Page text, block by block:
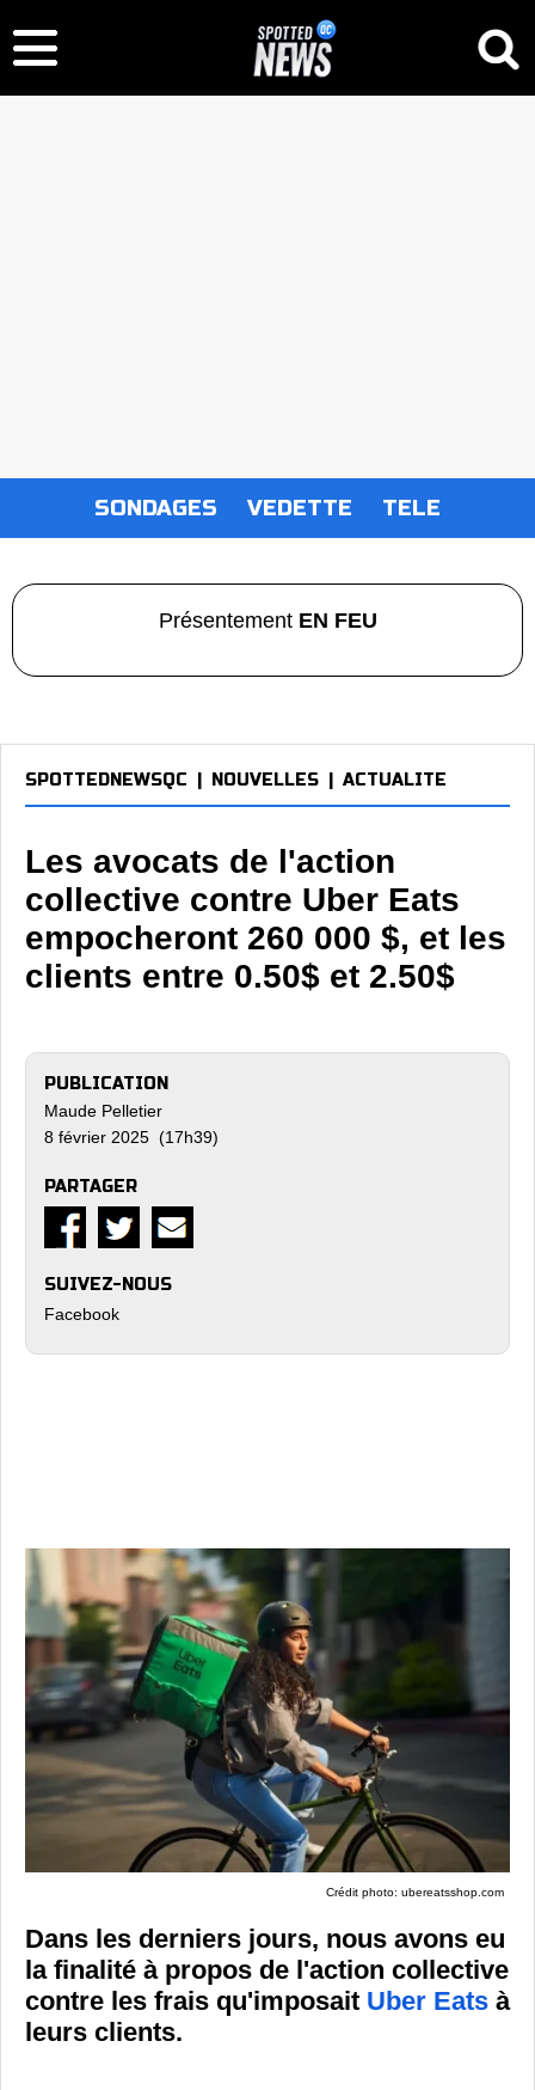
SONDAGES VEDETTE TELE
Présentement EN FEU
SPOTTEDNEWSQC NOUVELLES ACTUALITE
Les avocats de l'action
collective contre Uber Eats
empocheront 260 000 $, et les
clients entre 0.50$ et 2.50$
PUBLICATION
Maude Pelletier
8 février 2025 (17h39)
PARTAGER
SUIVEZ-NOUS
Facebook
Crédit photo: ubereatsshop.com
Dans les derniers jours, nous avons eu
la finalité à propos de l'action collective
contre les frais qu'imposait Uber Eats à
leurs clients.